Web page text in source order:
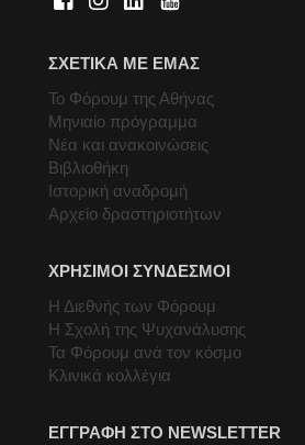
ΣΧΕΤΙΚΑ ΜΕ ΕΜΑΣ
Το Φόρουμ της Αθήνας
Μηνιαίο πρόγραμμα
Νέα και ανακοινώσεις
Βιβλιοθήκη
Ιστορική αναδρομή
Αρχείο δραστηριοτήτων
ΧΡΗΣΙΜΟΙ ΣΥΝΔΕΣΜΟΙ
Η Διεθνής των Φόρουμ
Η Σχολή της Ψυχανάλυσης
Τα Φόρουμ ανά τον κόσμο
Κλινικά κολλέγια
ΕΓΓΡΑΦΗ ΣΤΟ NEWSLETTER